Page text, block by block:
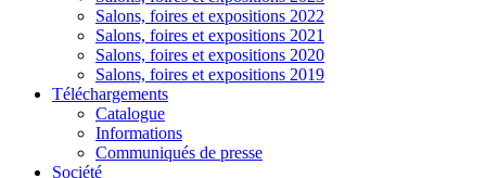
Salons, foires et expositions 2022
Salons, foires et expositions 2021
Salons, foires et expositions 2020
Salons, foires et expositions 2019
Téléchargements
Catalogue
Informations
Communiqués de presse
Société